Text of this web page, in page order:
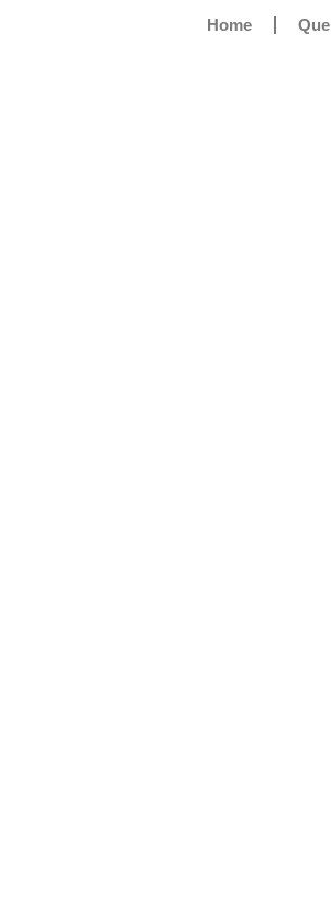
Home